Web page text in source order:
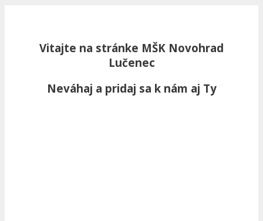
Vitajte na stránke MŠK Novohrad
Lučenec
Neváhaj a pridaj sa k nám aj Ty